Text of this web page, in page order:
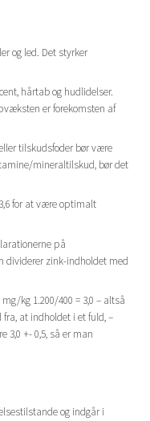
og led. Det styrker
hårtab og hudlidelser.
er forekomsten af
tilskudsfoder bør være
mineraltilskud, bør det
for at være optimalt
på
dividerer zink-indholdet med
kg 1.200/400 = 3,0 – altså
at indholdet i et fuld, –
+- 0,5, så er man
og indgår i